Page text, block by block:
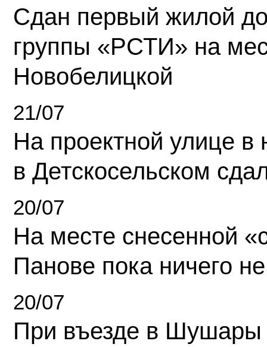
Сдан первый жилой
группы «РСТИ» на
Новобелицкой
21/07
На проектной улице
в Детскосельском
20/07
На месте снесенной
Панове пока ничего
20/07
При въезде в Шушары